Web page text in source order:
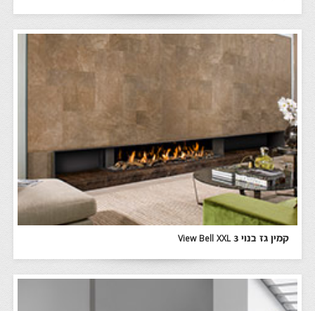
קמין גז בנוי View Bell XXL 3